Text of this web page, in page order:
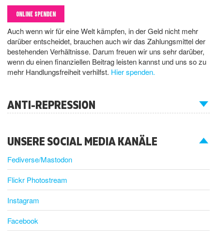
ONLINE SPENDEN
Auch wenn wir für eine Welt kämpfen, in der Geld nicht mehr
darüber entscheidet, brauchen auch wir das Zahlungsmittel der
bestehenden Verhältnisse. Darum freuen wir uns sehr darüber,
wenn du einen finanziellen Beitrag leisten kannst und uns so zu
mehr Handlungsfreiheit verhilfst. Hier spenden.
ANTI-REPRESSION
UNSERE SOCIAL MEDIA KANÄLE
Fediverse/Mastodon
Flickr Photostream
Instagram
Facebook